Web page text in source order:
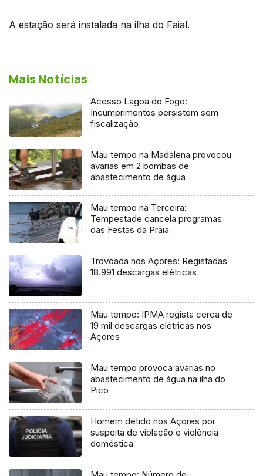
A estação será instalada na ilha do Faial.
Mais Notícias
Acesso Lagoa do Fogo:
Incumprimentos persistem sem
fiscalização
Mau tempo na Madalena provocou
avarias em 2 bombas de
abastecimento de água
Mau tempo na Terceira:
Tempestade cancela programas
das Festas da Praia
Trovoada nos Açores: Registadas
18.991 descargas elétricas
Mau tempo: IPMA regista cerca de
19 mil descargas elétricas nos
Açores
Mau tempo provoca avarias no
abastecimento de água na ilha do
Pico
Homem detido nos Açores por
suspeita de violação e violência
doméstica